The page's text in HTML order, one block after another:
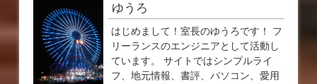
ゆうろ
はじめまして！室長のゆうろです！ フ
リーランスのエンジニアとして活動し
ています。 サイトではシンプルライ
フ、地元情報、書評、パソコン、愛用